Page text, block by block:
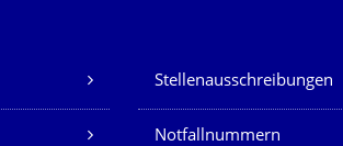
Stellenausschreibungen
Notfallnummern